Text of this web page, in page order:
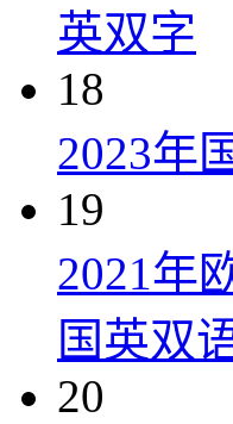
英双字
18
2023年
19
2021年
国英双
20